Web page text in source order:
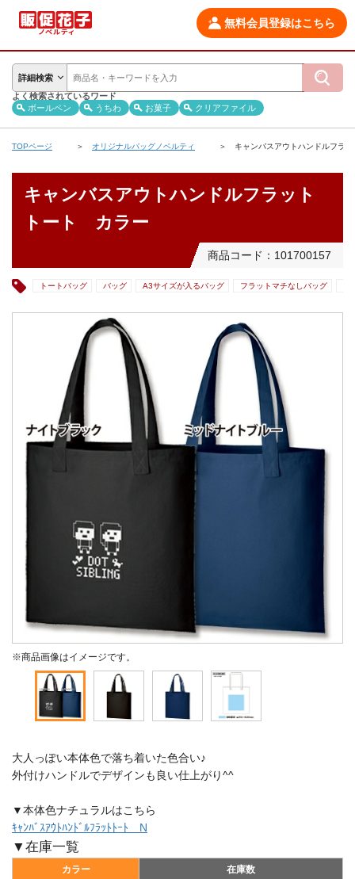
無料会員登録はこちら
詳細検索
よく検索されているワード
ボールペン
うちわ お菓子 クリアファイル
TOPページ オリジナルバッグノベルティ キャンバスアウトハンドルフラ
キャンバスアウトハンドルフラット
トート カラー
商品コード：101700157
トートバッグ バッグ A3サイズが入るバッグ フラットマチなしバッグ
※商品画像はイメージです。
大人っぽい本体色で落ち着いた色合い♪
外付けハンドルでデザインも良い仕上がり^^
▼本体色ナチュラルはこちら
ｷｬﾝﾊﾞｽｱｳﾄﾊﾝﾄﾞﾙﾌﾗｯﾄﾄｰﾄ N
▼在庫一覧
カラー 在庫数